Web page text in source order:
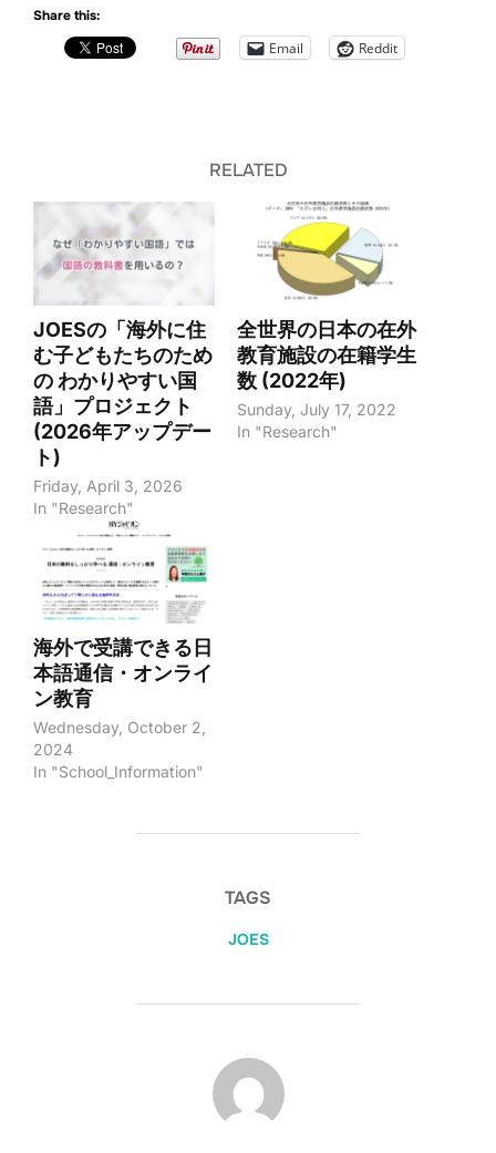
Share this:
Email Reddit
RELATED
JOESの「海外に住
む子どもたちのため
の わかりやすい国
語」プロジェクト
(2026年アップデー
ト)
Friday, April 3, 2026
In "Research"
全世界の日本の在外
教育施設の在籍学生
数 (2022年)
Sunday, July 17, 2022
In "Research"
海外で受講できる日
本語通信・オンライ
ン教育
Wednesday, October 2,
2024
In "School_Information"
TAGS
JOES
POST AUTHOR